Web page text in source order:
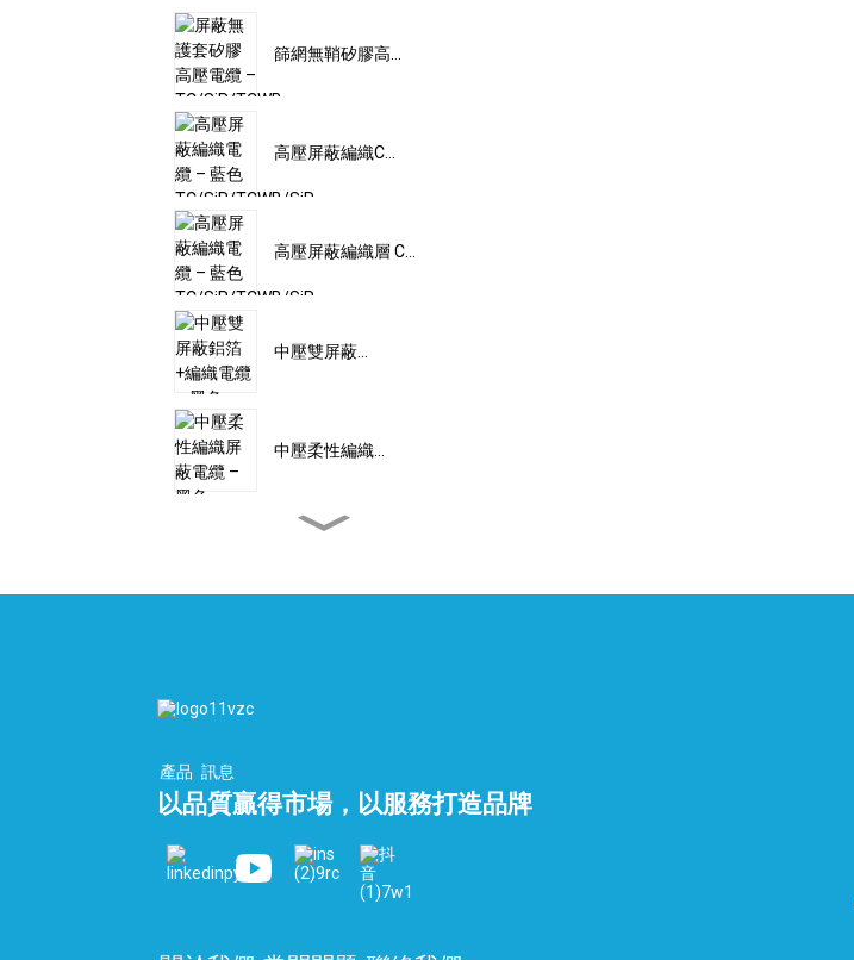
篩網無鞘矽膠高...
高壓屏蔽編織C...
高壓屏蔽編織層 C...
中壓雙屏蔽...
中壓柔性編織…
溫...
產品 訊息
以品質贏得市場，以服務打造品牌